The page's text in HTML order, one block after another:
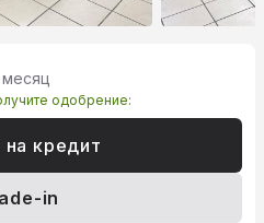
месяц
одобрение:
на кредит
in